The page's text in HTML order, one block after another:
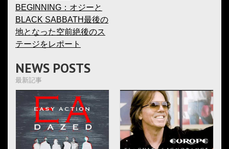
BEGINNING：オジーと
BLACK SABBATH最後の
地となった空前絶後のス
テージをレポート
NEWS POSTS
最新記事